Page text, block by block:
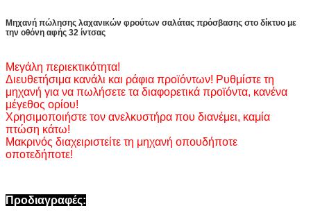
Μηχανή πώλησης λαχανικών φρούτων σαλάτας πρόσβασης στο δίκτυο με
την οθόνη αφής 32 ίντσας
Μεγάλη περιεκτικότητα!
Διευθετήσιμα κανάλι και ράφια προϊόντων! Ρυθμίστε τη
μηχανή για να πωλήσετε τα διαφορετικά προϊόντα, κανένα
μέγεθος ορίου!
Χρησιμοποιήστε τον ανελκυστήρα που διανέμει, καμία
πτώση κάτω!
Μακρινός διαχειριστείτε τη μηχανή οπουδήποτε
οποτεδήποτε!
Προδιαγραφές: